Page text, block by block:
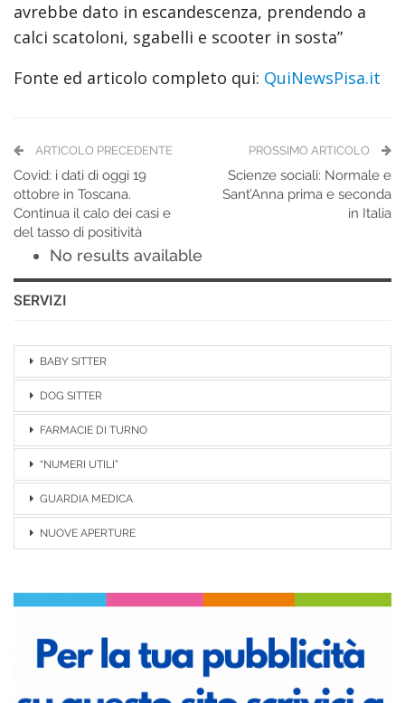
avrebbe dato in escandescenza, prendendo a
calci scatoloni, sgabelli e scooter in sosta”
Fonte ed articolo completo qui: QuiNewsPisa.it
ARTICOLO PRECEDENTE
Covid: i dati di oggi 19
ottobre in Toscana.
Continua il calo dei casi e
del tasso di positività
PROSSIMO ARTICOLO
Scienze sociali: Normale e
Sant’Anna prima e seconda
in Italia
No results available
SERVIZI
BABY SITTER
DOG SITTER
FARMACIE DI TURNO
“NUMERI UTILI”
GUARDIA MEDICA
NUOVE APERTURE